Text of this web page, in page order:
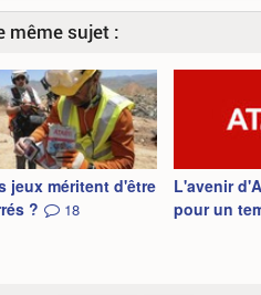
même sujet :
jeux méritent d'être
?
18
L'avenir
pour un